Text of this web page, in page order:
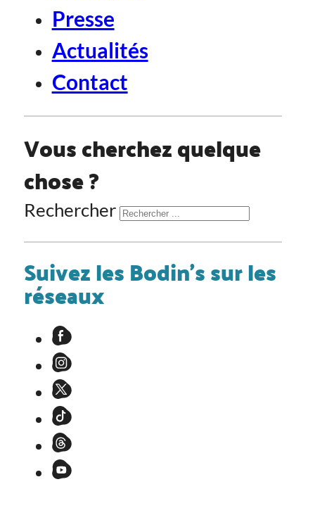
Presse
Actualités
Contact
Vous cherchez quelque
chose ?
Rechercher
Suivez les Bodin's sur les
réseaux